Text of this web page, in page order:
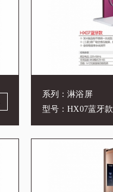
系列：淋浴屏
型号：HX07蓝牙款